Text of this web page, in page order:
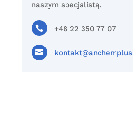
naszym specjalistą.
 +48 22 350 77 07
